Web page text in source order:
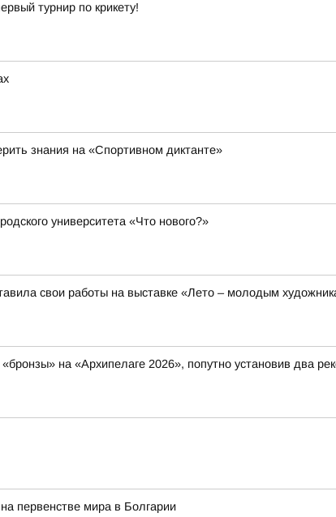
турнир по крикету!
знания на «Спортивном диктанте»
университета «Что нового?»
свои работы на выставке «Лето – молодым
на «Архипелаге 2026», попутно установив два
первенстве мира в Болгарии